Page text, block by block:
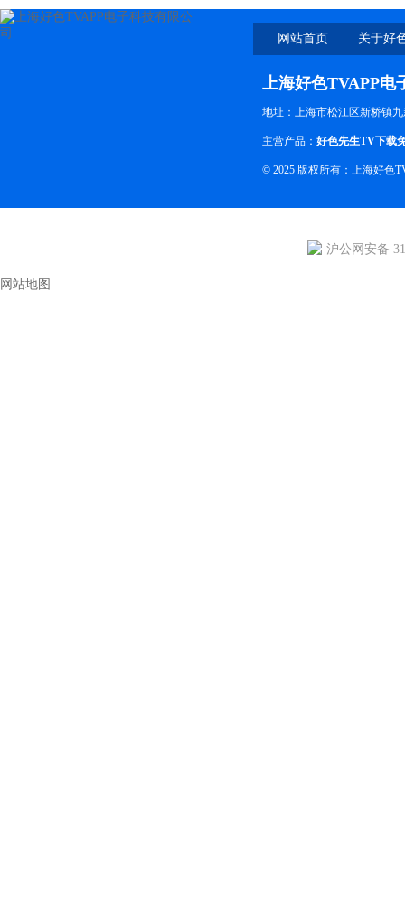
网站首页 关于好
上海好色TVAPP
地址：上海市松江区新桥镇
主营产品： 好色先生TV下载
© 2025 版权所有：上海好
沪公网安备
网站地图